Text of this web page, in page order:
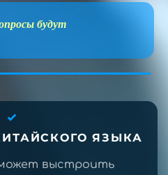
будут
ЯЗЫКА
выстроить